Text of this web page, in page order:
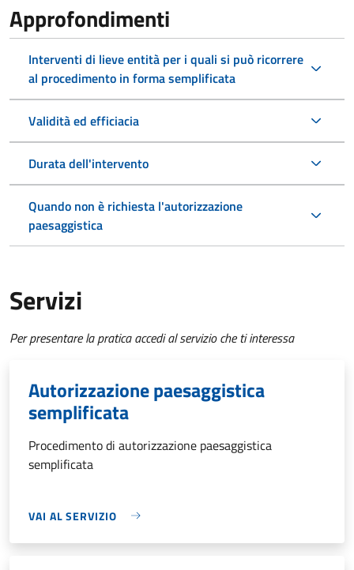
Approfondimenti
Interventi di lieve entità per i quali si può ricorrere
al procedimento in forma semplificata
Validità ed efficiacia
Durata dell'intervento
Quando non è richiesta l'autorizzazione
paesaggistica
Servizi
Per presentare la pratica accedi al servizio che ti interessa
Autorizzazione paesaggistica
semplificata
Procedimento di autorizzazione paesaggistica
semplificata
VAI AL SERVIZIO